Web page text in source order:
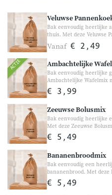
Veluwse
Bak eenvoudig heerlijke
thuis. Met deze Veluwse
eenvoudig luchtige en
ambachtelijk karakter.
bij zowel zoete als
gezellige lunch,
pannenkoekenavond.
Vanaf € 2,49
ACTIE Ambachtelijke
Bak eenvoudig heerlijke
Ambachtelijke Wafelmix
krokante wafels met een
voor een gezellig ontbijt,
€ 3,99
Zeeuwse Bolusmix
Bak eenvoudig heerlijke
Met deze Zeeuwse
zoete bolussen met
suikerlaag. Een echte
€ 5,49
Bananenbroodmix
Bak eenvoudig een
bananenbrood. Met
eenvoudig een luchtig en
banaan. Perfect voor bij
€ 5,49